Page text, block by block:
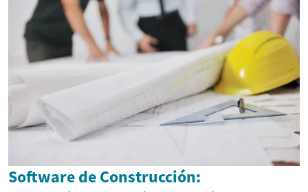
Software de Construcción: